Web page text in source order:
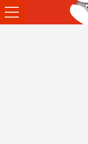
Ouvrir
le